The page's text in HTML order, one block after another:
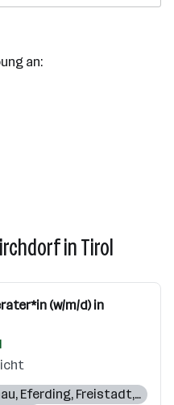
an:
in Tirol
(w/m/d) in
, Eferding, Freistadt,